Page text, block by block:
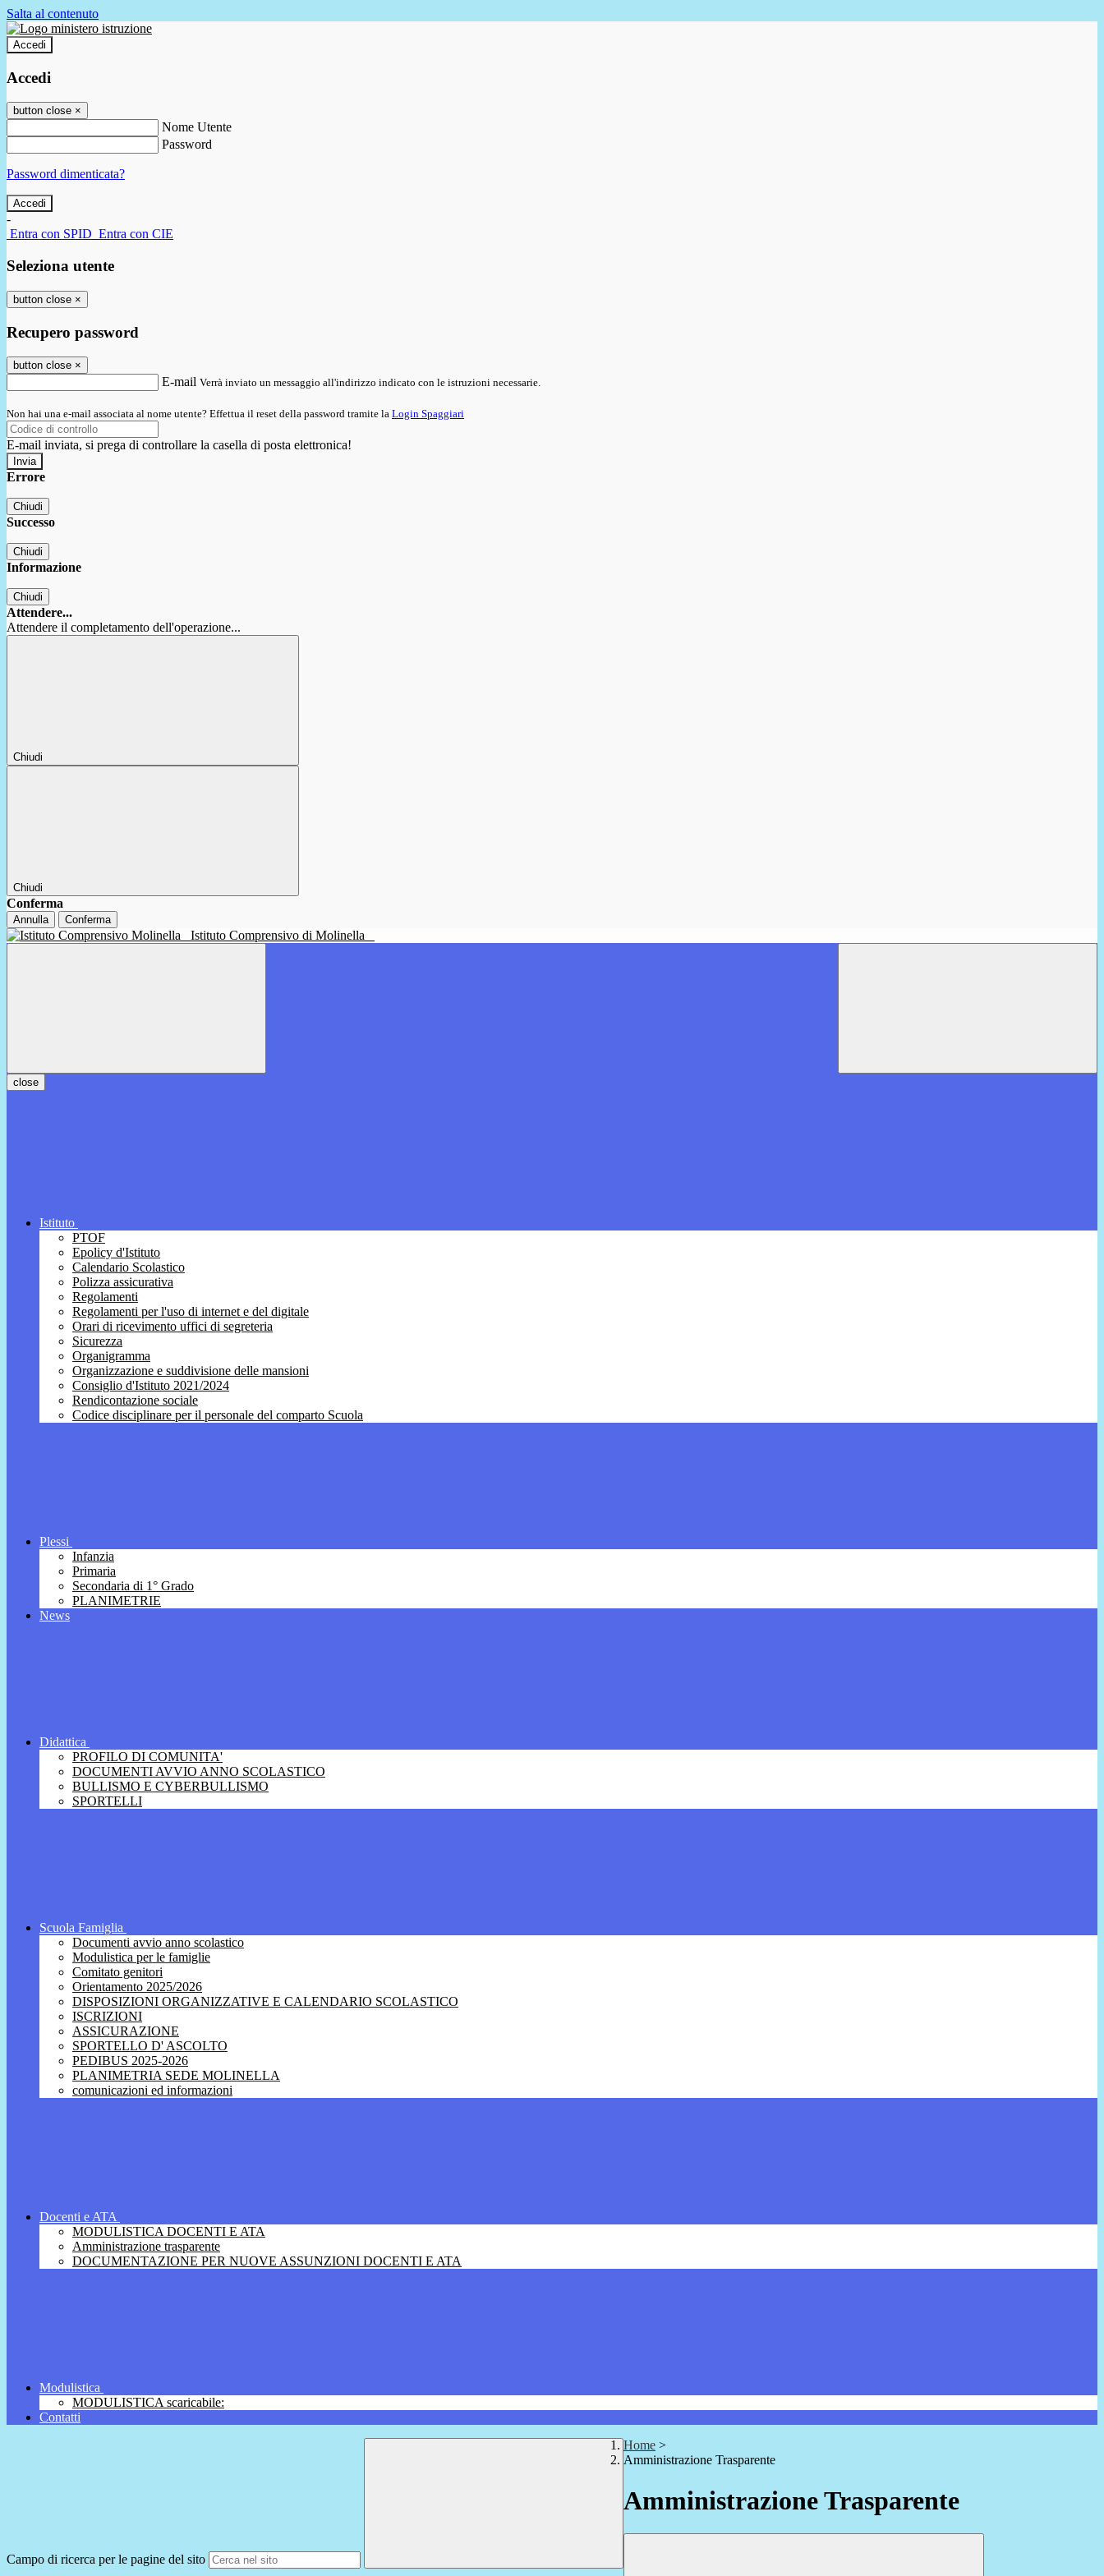
Salta al contenuto
Accedi
Accedi
button close ×
Nome Utente
Password
Password dimenticata?
-
Entra con SPID Entra con CIE
Seleziona utente
button close ×
Recupero password
button close ×
E-mail Verrà inviato un messaggio all'indirizzo indicato con le istruzioni necessarie.
Non hai una e-mail associata al nome utente? Effettua il reset della password tramite la Login Spaggiari
E-mail inviata, si prega di controllare la casella di posta elettronica!
Errore
Chiudi
Successo
Chiudi
Informazione
Chiudi
Attendere...
Attendere il completamento dell'operazione...
Chiudi
Chiudi
Conferma
Annulla Conferma
Istituto Comprensivo di Molinella
close
Istituto
PTOF
Epolicy d'Istituto
Calendario Scolastico
Polizza assicurativa
Regolamenti
Regolamenti per l'uso di internet e del digitale
Orari di ricevimento uffici di segreteria
Sicurezza
Organigramma
Organizzazione e suddivisione delle mansioni
Consiglio d'Istituto 2021/2024
Rendicontazione sociale
Codice disciplinare per il personale del comparto Scuola
Plessi
Infanzia
Primaria
Secondaria di 1° Grado
PLANIMETRIE
News
Didattica
PROFILO DI COMUNITA'
DOCUMENTI AVVIO ANNO SCOLASTICO
BULLISMO E CYBERBULLISMO
SPORTELLI
Scuola Famiglia
Documenti avvio anno scolastico
Modulistica per le famiglie
Comitato genitori
Orientamento 2025/2026
DISPOSIZIONI ORGANIZZATIVE E CALENDARIO SCOLASTICO
ISCRIZIONI
ASSICURAZIONE
SPORTELLO D' ASCOLTO
PEDIBUS 2025-2026
PLANIMETRIA SEDE MOLINELLA
comunicazioni ed informazioni
Docenti e ATA
MODULISTICA DOCENTI E ATA
Amministrazione trasparente
DOCUMENTAZIONE PER NUOVE ASSUNZIONI DOCENTI E ATA
Modulistica
MODULISTICA scaricabile:
Contatti
Campo di ricerca per le pagine del sito
Home >
Amministrazione Trasparente
Amministrazione Trasparente